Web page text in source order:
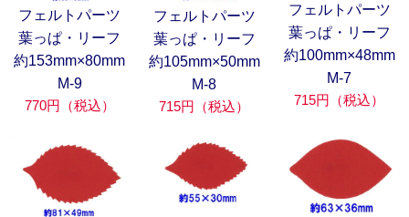
フェルトパーツ
葉っぱ・リーフ
約153mm×80mm
M-9
770円（税込）
フェルトパーツ
葉っぱ・リーフ
約105mm×50mm
M-8
715円（税込）
フェルトパーツ
葉っぱ・リーフ
約100mm×48mm
M-7
715円（税込）